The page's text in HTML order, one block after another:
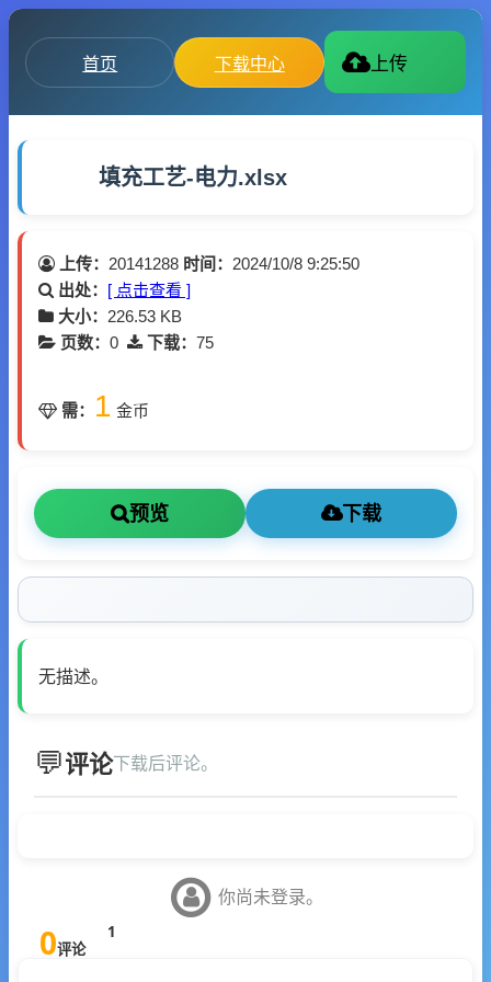
首页 下载中心 上传
填充工艺-电力.xlsx
上传： 20141288 时间： 2024/10/8 9:25:50
出处： [ 点击查看 ]
大小： 226.53 KB
页数： 0 下载： 75
需： 1 金币
预览 下载
无描述。
评论下载后评论。
你尚未登录。
0评论
1